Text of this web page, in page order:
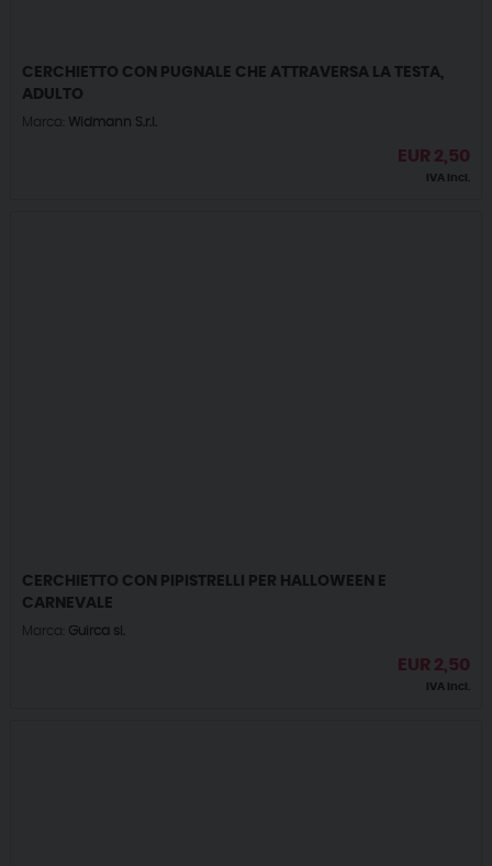
CERCHIETTO CON PUGNALE CHE ATTRAVERSA LA TESTA,
ADULTO
Marca: Widmann S.r.l.
EUR 2,50
IVA incl.
CERCHIETTO CON PIPISTRELLI PER HALLOWEEN E
CARNEVALE
Marca: Guirca sl.
EUR 2,50
IVA incl.